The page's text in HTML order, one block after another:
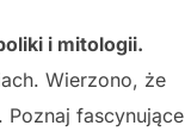
i mitologii.
Wierzono, że
Poznaj fascynujące